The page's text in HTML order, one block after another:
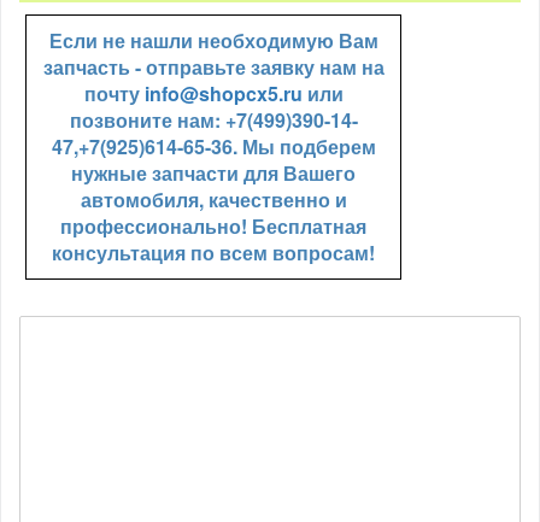
Если не нашли необходимую Вам
запчасть - отправьте заявку нам на
почту info@shopcx5.ru или
позвоните нам: +7(499)390-14-
47,+7(925)614-65-36. Мы подберем
нужные запчасти для Вашего
автомобиля, качественно и
профессионально! Бесплатная
консультация по всем вопросам!